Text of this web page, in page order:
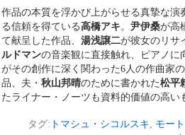
作品の本質を浮かび上がらせる真摯な
る信頼を得ている高橋アキ。 尹伊桑が高
て献呈した作品、 湯浅譲二が彼女のリサ
ルドマンの音楽観に直接触れ、ピアノに
がその創作に深く関わった6人の作曲家
品、夫・ 秋山邦晴のために書かれた松平
たライナー・ノーツも資料的価値の高い
タグ: トマシュ・シコルスキ モー